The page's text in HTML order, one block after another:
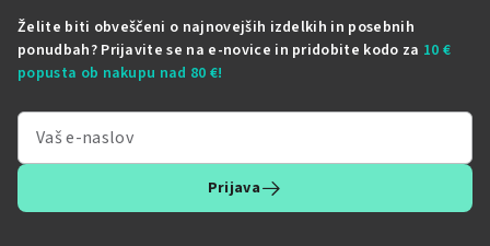
MyTour ni samo vzpon na Vršič. Pred njim bo startna
evforija, adrenalin zaprte ceste,...
Želite biti obveščeni o najnovejših izdelkih in posebnih
ponudbah? Prijavite se na e-novice in pridobite kodo za 10 €
popusta ob nakupu nad 80 €!
Prijava